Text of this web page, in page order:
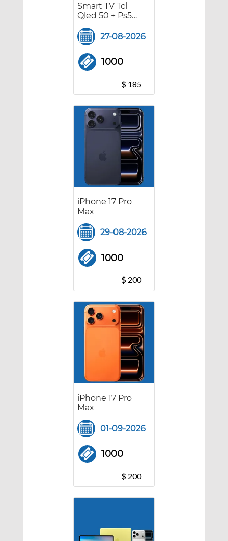
Smart TV Tcl
Qled 50 + Ps5
digital +
Soporte
horizontal +
Barra de Sonido
con Subwoofer
27-08-2026
1000
$ 185
iPhone 17 Pro
Max
29-08-2026
1000
$ 200
iPhone 17 Pro
Max
01-09-2026
1000
$ 200